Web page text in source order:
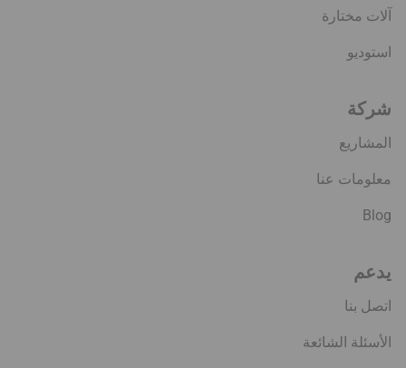
آلات مختارة
استوديو
شركة
المشاريع
معلومات عنا
Blog
يدعم
اتصل بنا
الأسئلة الشائعة